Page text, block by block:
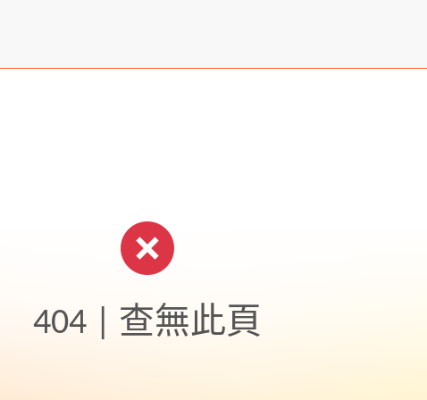
404 | 查無此頁